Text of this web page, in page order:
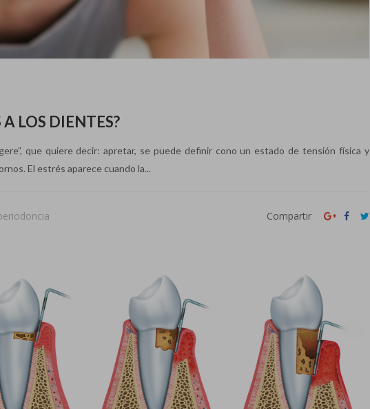
LOS DIENTES?
que quiere decir: apretar, se puede definir cono un estado de tensión física y
El estrés aparece cuando la...
Compartir